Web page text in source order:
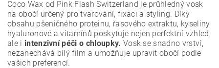
Coco Wax od Pink Flash Switzerland je průhledný vosk
na obočí určený pro tvarování, fixaci a styling. Díky
obsahu pšeničného proteinu, řasového extraktu, kyseliny
hyaluronové a vitamínů poskytuje nejen perfektní vzhled,
ale i intenzivní péči o chloupky. Vosk se snadno vrství,
nezanechává bílý film a umožňuje upravit obočí podle
vašich preferencí.